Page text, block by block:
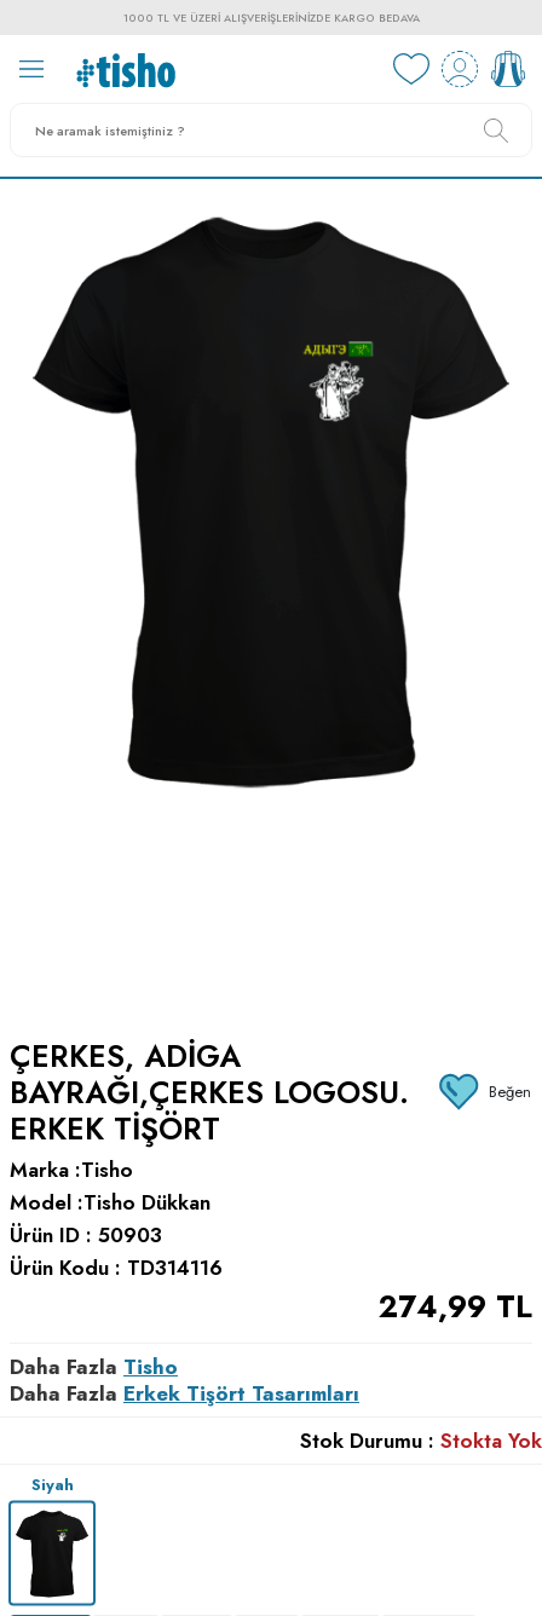
1000 TL VE ÜZERI ALIŞVERIŞLERINIZDE KARGO BEDAVA
ÇERKES, ADIGA
BAYRAĞI,ÇERKES LOGOSU.
ERKEK TIŞÖRT
Beğen
Marka :Tisho
Model :Tisho Dükkan
Ürün ID : 50903
Ürün Kodu : TD314116
274,99 TL
Daha Fazla Tisho
Daha Fazla Erkek Tişört Tasarımları
Stok Durumu : Stokta Yok
Siyah